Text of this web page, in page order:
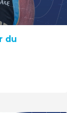
du